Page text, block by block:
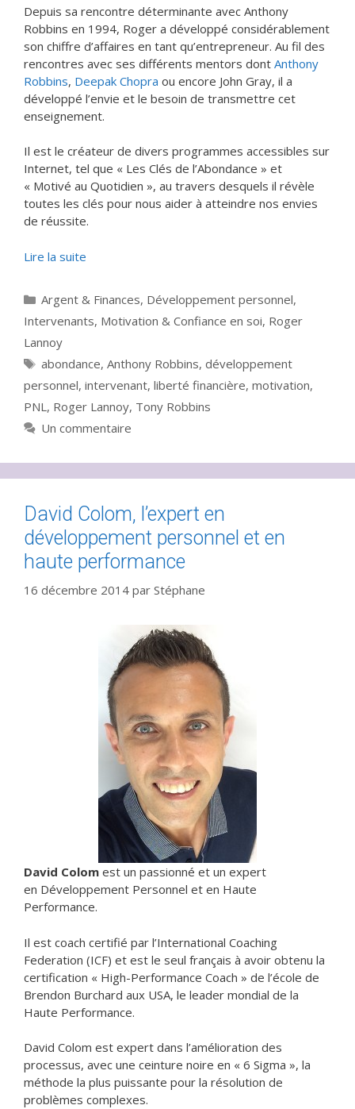
Depuis sa rencontre déterminante avec Anthony
Robbins en 1994, Roger a développé considérablement
son chiffre d’affaires en tant qu’entrepreneur. Au fil des
rencontres avec ses différents mentors dont Anthony
Robbins, Deepak Chopra ou encore John Gray, il a
développé l’envie et le besoin de transmettre cet
enseignement.
Il est le créateur de divers programmes accessibles sur
Internet, tel que « Les Clés de l’Abondance » et
« Motivé au Quotidien », au travers desquels il révèle
toutes les clés pour nous aider à atteindre nos envies
de réussite.
Lire la suite
Catégories
Argent & Finances, Développement personnel,
Intervenants, Motivation & Confiance en soi, Roger
Lannoy
Étiquettes
abondance, Anthony Robbins, développement
personnel, intervenant, liberté financière, motivation,
PNL , Roger Lannoy, Tony Robbins
Un commentaire
David Colom, l’expert en
développement personnel et en
haute performance
16 décembre 2014 par Stéphane
David Colom est un passionné et un expert
en Développement Personnel et en Haute
Performance.
Il est coach certifié par l’International Coaching
Federation (ICF) et est le seul français à avoir obtenu la
certification « High-Performance Coach » de l’école de
Brendon Burchard aux USA, le leader mondial de la
Haute Performance.
David Colom est expert dans l’amélioration des
processus, avec une ceinture noire en « 6 Sigma », la
méthode la plus puissante pour la résolution de
problèmes complexes.